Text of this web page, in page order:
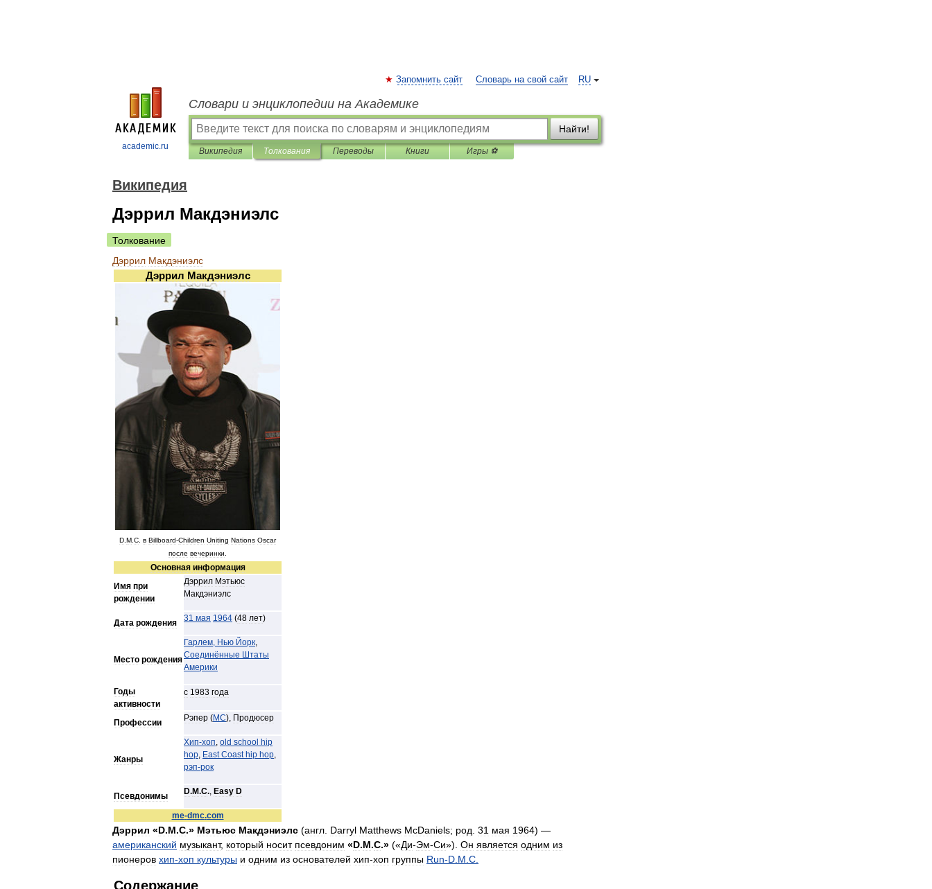
academic.ru
RU
Запомнить сайт Словарь на свой сайт
Словари и энциклопедии на Академике
Найти!
Википедия Толкования Переводы Книги Игры ⚽
Википедия
Дэррил Макдэниэлс
Толкование
Дэррил Макдэниэлс
Дэррил Макдэниэлс
D M C в Billboard-Children Uniting Nations Oscar
после вечеринки
Основная информация
Имя при
рождении
Дэррил Мэтьюс
Макдэниэлс
Дата рождения 31 мая 1964 (48 лет)
Место рождения
Гарлем, Нью Йорк,
Соединённые Штаты
Америки
Годы
активности
с 1983 года
Профессии Рэпер (МС), Продюсер
Жанры
Хип-хоп, old school hip
hop, East Coast hip hop,
рэп-рок
Псевдонимы D.M.C., Easy D
me-dmc.com
Дэррил «D.M.C.» Мэтьюс Макдэниэлс (англ Darryl Matthews McDaniels; род 31 мая 1964) —
американский музыкант, который носит псевдоним «D.M.C.» («Ди-Эм-Си»). Он является одним из
пионеров хип-хоп культуры и одним из основателей хип-хоп группы Run-D M C
Содержание